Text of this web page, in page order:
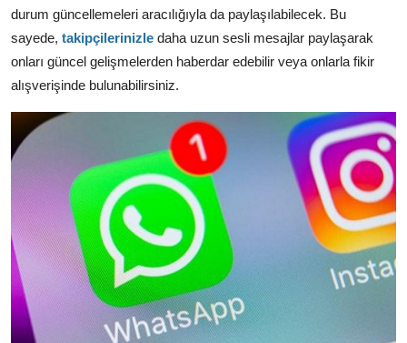
durum güncellemeleri aracılığıyla da paylaşılabilecek. Bu
sayede, takipçilerinizle daha uzun sesli mesajlar paylaşarak
onları güncel gelişmelerden haberdar edebilir veya onlarla fikir
alışverişinde bulunabilirsiniz.